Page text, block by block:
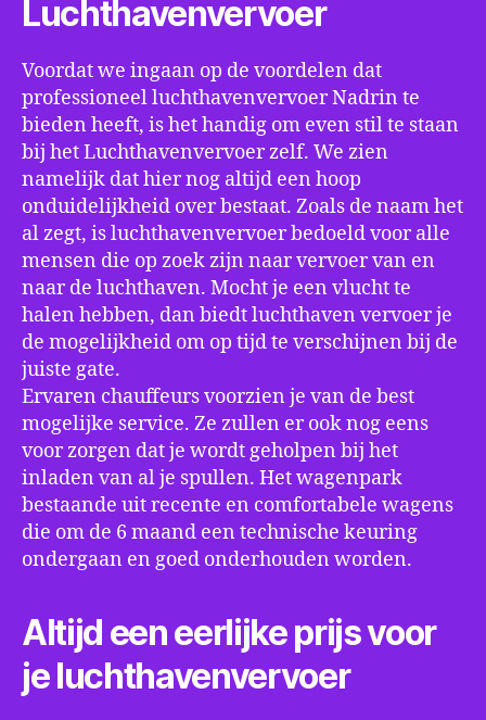
Luchthavenvervoer
Voordat we ingaan op de voordelen dat
professioneel luchthavenvervoer Nadrin te
bieden heeft, is het handig om even stil te staan
bij het Luchthavenvervoer zelf. We zien
namelijk dat hier nog altijd een hoop
onduidelijkheid over bestaat. Zoals de naam het
al zegt, is luchthavenvervoer bedoeld voor alle
mensen die op zoek zijn naar vervoer van en
naar de luchthaven. Mocht je een vlucht te
halen hebben, dan biedt luchthaven vervoer je
de mogelijkheid om op tijd te verschijnen bij de
juiste gate.
Ervaren chauffeurs voorzien je van de best
mogelijke service. Ze zullen er ook nog eens
voor zorgen dat je wordt geholpen bij het
inladen van al je spullen. Het wagenpark
bestaande uit recente en comfortabele wagens
die om de 6 maand een technische keuring
ondergaan en goed onderhouden worden.
Altijd een eerlijke prijs voor
je luchthavenvervoer